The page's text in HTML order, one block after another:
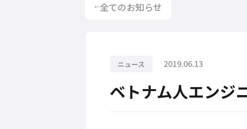
全てのお知らせ
ニュース 2019.06.13
ベトナム人エンジ